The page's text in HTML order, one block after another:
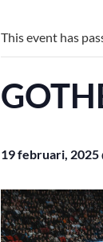
This event has
19 februari, 2025